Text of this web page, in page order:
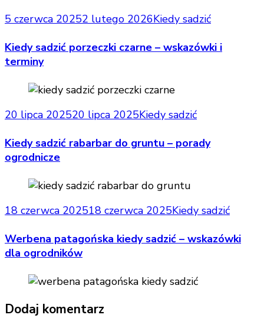
5 czerwca 20252 lutego 2026Kiedy sadzić
Kiedy sadzić porzeczki czarne – wskazówki i
terminy
20 lipca 202520 lipca 2025Kiedy sadzić
Kiedy sadzić rabarbar do gruntu – porady
ogrodnicze
18 czerwca 202518 czerwca 2025Kiedy sadzić
Werbena patagońska kiedy sadzić – wskazówki
dla ogrodników
Dodaj komentarz